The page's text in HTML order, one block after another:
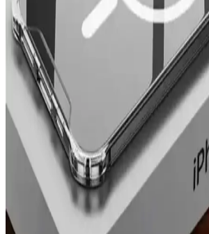
Samsung Galaxy S24 Ultra için En
Türleri ve Kullanıcı Tercihleri
Samsung Galaxy S24 Ultra için koruma,
kolaylığı sağlayan en iyi kılıf seçenekleri,
kullanıcı ihtiyaçlarına göre seçim ipuçlarıyla
Fibaks iPhone 7 Kamera Korumalı
Dayanıklı Koruma Çözümü
Fibaks iPhone 7 kamera korumalı kılıf,
kamerayı çizilmelere ve darbelere karşı korur,
malzemesiyle uzun ömür sağlar, estetik ve
Spoyi Marka Retro Tasarımlı
ile Şıklık ve Koruma Bir Arada